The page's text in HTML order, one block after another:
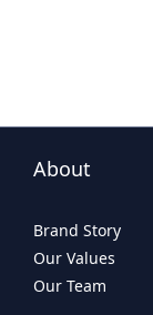
About
Brand Story
Our Values
Our Team